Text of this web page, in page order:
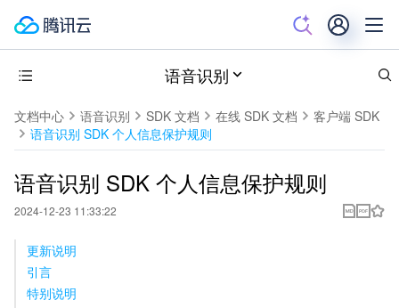
语音识别
文档中心 语音识别 SDK 文档 在线 SDK 文档
客户端 SDK
语音识别 SDK 个人信息保护规则
语音识别 SDK 个人信息保护规则
2024-12-23 11:33:22
更新说明
引言
特别说明